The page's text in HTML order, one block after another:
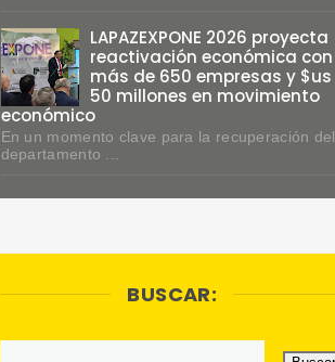
LAPAZEXPONE 2026 proyecta
reactivación económica con
más de 650 empresas y $us
50 millones en movimiento
económico
En un momento clave para la recuperación del
departamento ...
BUSCAR: